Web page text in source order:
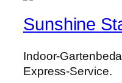
Sunshine
Indoor-
Express-Service.